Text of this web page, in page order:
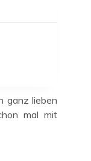
ganz lieben
mal mit